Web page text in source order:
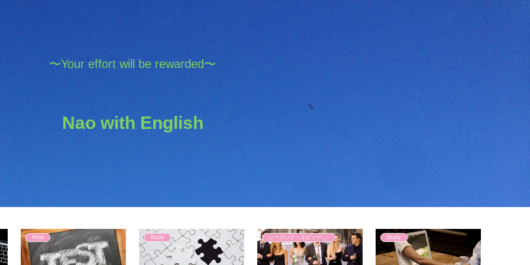
〜Your effort will be rewarded〜
Nao with English
Mind Study Study